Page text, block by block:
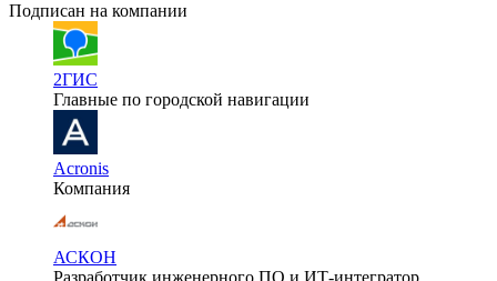
Подписан на компании
2ГИС
Главные по городской навигации
Acronis
Компания
АСКОН
Разработчик инженерного ПО и ИТ-интегратор